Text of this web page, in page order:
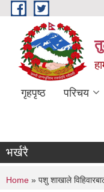
Skip to main content
गृहपृष्ठ परिचय
भर्खरै
You are here
Home » पशु शाखाले